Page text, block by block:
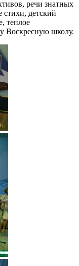
речи знатных
детский
теплое
Воскресную школу.